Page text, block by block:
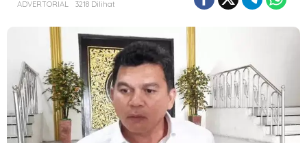
ADVERTORIAL
3218 Dilihat